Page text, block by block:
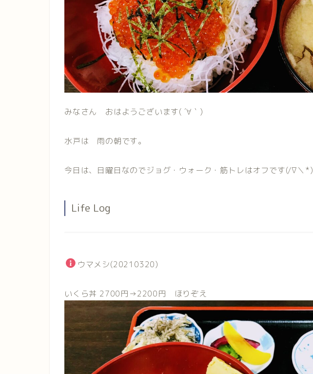
みなさん おはようございます( ´∀｀)
水戸は 雨の朝です。
今日は、日曜日なのでジョグ・ウォーク・筋トレはオフです(/∇＼*)
Life Log
ウマメシ(20210320)
いくら丼 2700円→2200円 ほりぞえ